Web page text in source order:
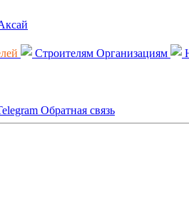
Строителям Организациям
Обратная связь